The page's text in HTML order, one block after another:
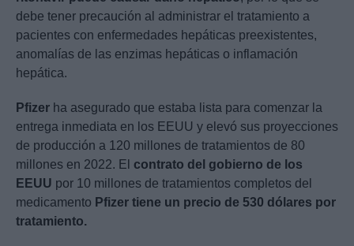
debe tener precaución al administrar el tratamiento a
pacientes con enfermedades hepáticas preexistentes,
anomalías de las enzimas hepáticas o inflamación
hepática.
Pfizer ha asegurado que estaba lista para comenzar la
entrega inmediata en los EEUU y elevó sus proyecciones
de producción a 120 millones de tratamientos de 80
millones en 2022. El contrato del gobierno de los
EEUU por 10 millones de tratamientos completos del
medicamento Pfizer tiene un precio de 530 dólares por
tratamiento.